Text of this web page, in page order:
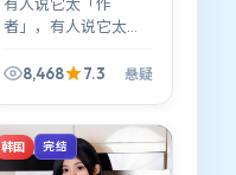
者」，有人说它太
盾。《失控档案》在
衡点。
8,468 7.3 悬疑
韩国 完结